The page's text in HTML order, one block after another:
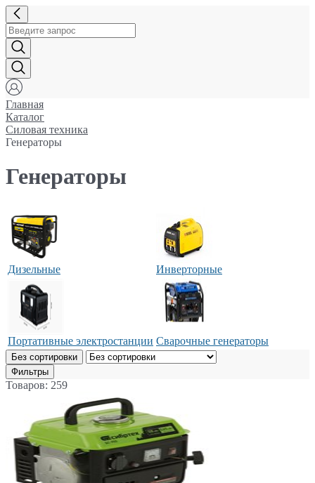
Главная
Каталог
Силовая техника
Генераторы
Генераторы
Дизельные Инверторные
Портативные электростанции Сварочные генераторы
Без сортировки
Фильтры
Товаров: 259